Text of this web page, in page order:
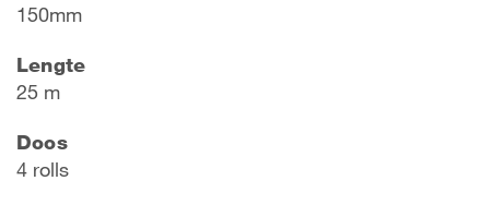
150mm
Lengte
25 m
Doos
4 rolls